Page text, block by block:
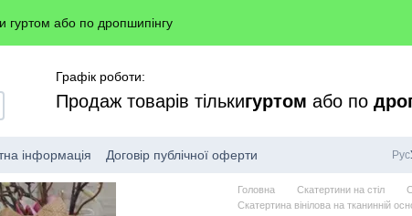
гуртом або по дропшипінгу
Графік роботи:
Продаж товарів тількигуртом або по
інформація Договір публічної оферти Рус
Головна Скатертини на стіл
Скатертина вінілова на тканинній